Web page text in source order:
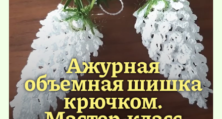
Ажурная
объемная шишка
крючком.